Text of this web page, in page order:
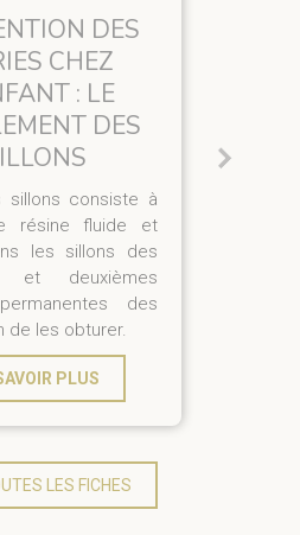
DES
CHEZ
: LE
DES
sillons consiste à
résine fluide et
les sillons des
et deuxièmes
des
de les obturer.
PLUS
LES FICHES